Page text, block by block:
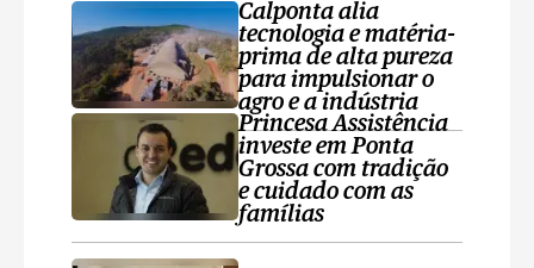
Calponta alia
tecnologia e matéria-
prima de alta pureza
para impulsionar o
agro e a indústria
Princesa Assistência
investe em Ponta
Grossa com tradição
e cuidado com as
famílias